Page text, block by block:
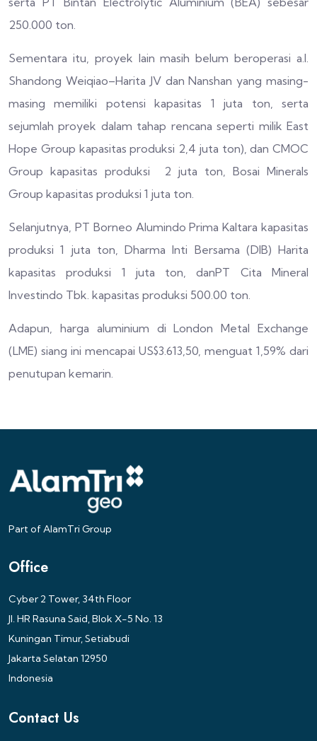
250.000 ton.
Sementara itu, proyek lain masih belum beroperasi a.l.
Shandong Weiqiao–Harita JV dan Nanshan yang masing-
masing memiliki potensi kapasitas 1 juta ton, serta
sejumlah proyek dalam tahap rencana seperti milik East
Hope Group kapasitas produksi 2,4 juta ton), dan CMOC
Group kapasitas produksi 2 juta ton, Bosai Minerals
Group kapasitas produksi 1 juta ton.
Selanjutnya, PT Borneo Alumindo Prima Kaltara kapasitas
produksi 1 juta ton, Dharma Inti Bersama (DIB) Harita
kapasitas produksi 1 juta ton, danPT Cita Mineral
Investindo Tbk. kapasitas produksi 500.00 ton.
Adapun, harga aluminium di London Metal Exchange
(LME) siang ini mencapai US$3.613,50, menguat 1,59% dari
penutupan kemarin.
Part of AlamTri Group
Office
Cyber 2 Tower, 34th Floor
Jl. HR Rasuna Said, Blok X-5 No. 13
Kuningan Timur, Setiabudi
Jakarta Selatan 12950
Indonesia
Contact Us